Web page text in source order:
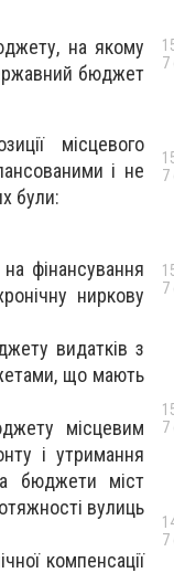
на якому
бюджет
місцевого
і не
були:
фінансування
ниркову
видатків з
що мають
місцевим
і утримання
бюджети міст
вулиць
компенсації
7
7
7
7
7